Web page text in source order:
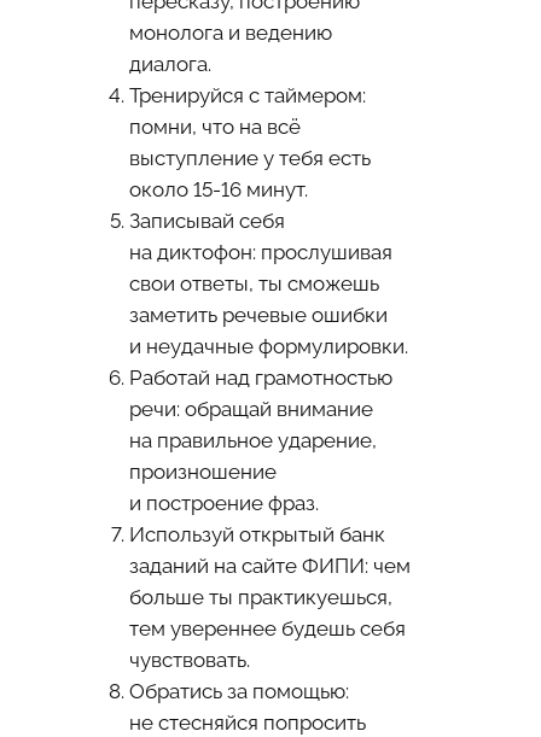
монолога и ведению
диалога.
Тренируйся с таймером:
помни, что на всё
выступление у тебя есть
около 15-16 минут.
Записывай себя
на диктофон: прослушивая
свои ответы, ты сможешь
заметить речевые ошибки
и неудачные формулировки.
Работай над грамотностью
речи: обращай внимание
на правильное ударение,
произношение
и построение фраз.
Используй открытый банк
заданий на сайте ФИПИ: чем
больше ты практикуешься,
тем увереннее будешь себя
чувствовать.
Обратись за помощью:
не стесняйся попросить